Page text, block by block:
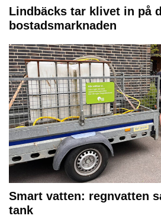
Lindbäcks tar klivet in på
bostadsmarknaden
Smart vatten: regnvatten
tank